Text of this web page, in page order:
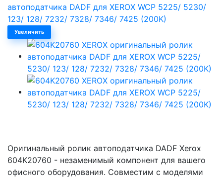
Увеличить
Оригинальный ролик автоподатчика DADF Xerox
604K20760 - незаменимый компонент для вашего
офисного оборудования. Совместим с моделями